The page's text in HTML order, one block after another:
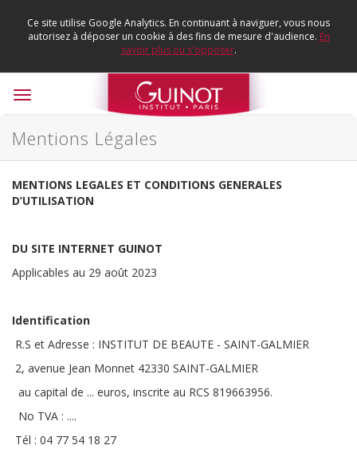
Ce site utilise Google Analytics. En continuant à naviguer, vous nous
autorisez à déposer un cookie à des fins de mesure d'audience. En
savoir plus ou s'opposer.
Toggle
Mentions Légales
MENTIONS LEGALES ET CONDITIONS GENERALES
D’UTILISATION
DU SITE INTERNET GUINOT
Applicables au 29 août 2023
Identification
R.S et Adresse : INSTITUT DE BEAUTE - SAINT-GALMIER
2, avenue Jean Monnet 42330 SAINT-GALMIER
au capital de ... euros, inscrite au RCS 819663956.
No TVA : ....
Tél : 04 77 54 18 27